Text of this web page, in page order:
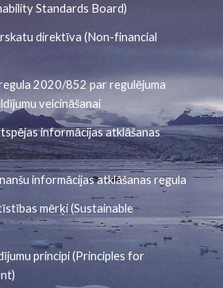
Standards Board)
direktīva (Non-financial
2020/852 par regulējuma
veicināšanai
informācijas atklāšanas
informācijas atklāšanas regula
mērķi (Sustainable
principi (Principles for